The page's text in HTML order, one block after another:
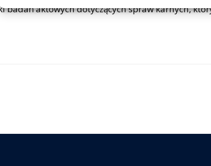
badań aktowych dotyczących spraw karnych,